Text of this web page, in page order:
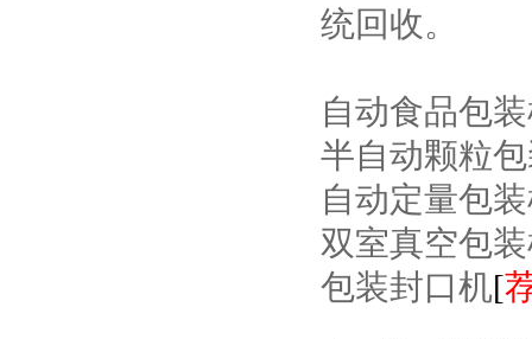
统回收。
自动食品包
半自动颗粒
自动定量包
双室真空包
包装封口机[